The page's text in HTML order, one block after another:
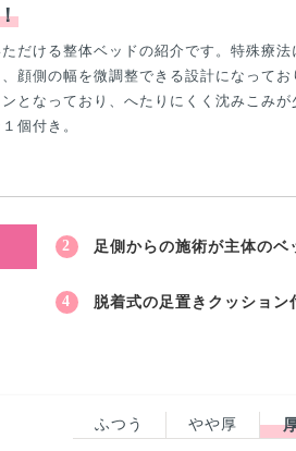
だける整体ベッドの紹介です。特殊療法
顔側の幅を微調整できる設計になってお
となっており、へたりにくく沈みこみが
個付き。
足側からの施術が主体のベ
脱着式の足置きクッション
ふつう やや厚